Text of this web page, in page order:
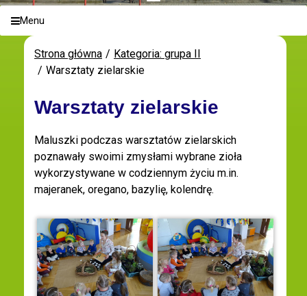
Menu
Strona główna
Kategoria: grupa II
Warsztaty zielarskie
Warsztaty zielarskie
Maluszki podczas warsztatów zielarskich
poznawały swoimi zmysłami wybrane zioła
wykorzystywane w codziennym życiu m.in.
majeranek, oregano, bazylię, kolendrę.